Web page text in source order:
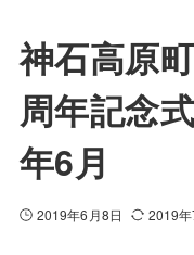
神石高原
周年記念
年6月
2019年6月8日 2019